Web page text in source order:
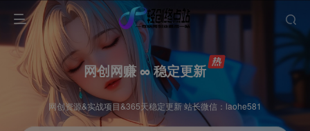
网创网赚 ∞ 稳定更新
网创资源&实战项目&365天稳定更新 站长微信：laohe581